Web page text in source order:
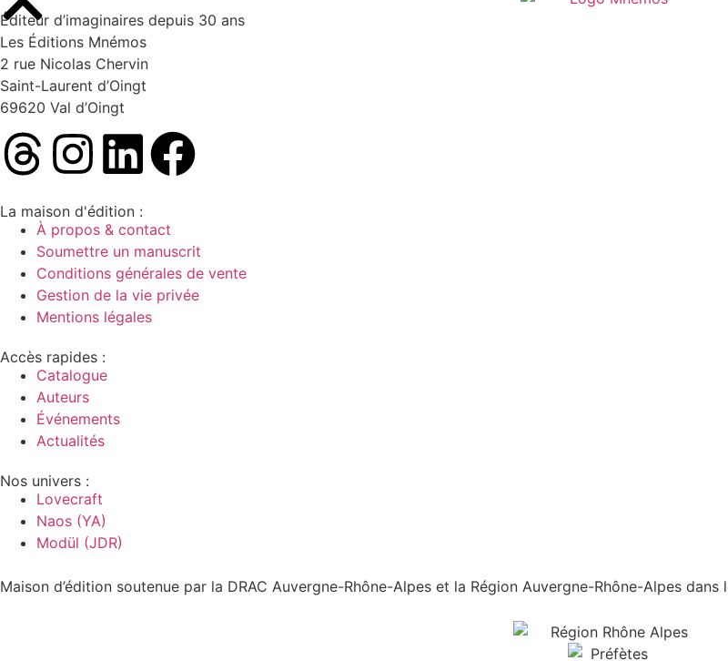
Éditeur d’imaginaires depuis 30 ans
Les Éditions Mnémos
2 rue Nicolas Chervin
Saint-Laurent d’Oingt
69620 Val d’Oingt
La maison d'édition :
À propos & contact
Soumettre un manuscrit
Conditions générales de vente
Gestion de la vie privée
Mentions légales
Accès rapides :
Catalogue
Auteurs
Événements
Actualités
Nos univers :
Lovecraft
Naos (YA)
Modül (JDR)
Maison d’édition soutenue par la DRAC Auvergne-Rhône-Alpes et la Région Auvergne-Rhône-Alpes